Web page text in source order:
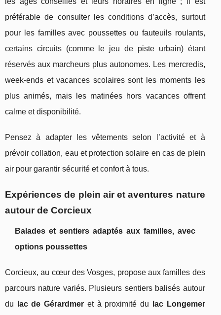
préférable de consulter les conditions d’accès, surtout
pour les familles avec poussettes ou fauteuils roulants,
certains circuits (comme le jeu de piste urbain) étant
réservés aux marcheurs plus autonomes. Les mercredis,
week-ends et vacances scolaires sont les moments les
plus animés, mais les matinées hors vacances offrent
calme et disponibilité.
Pensez à adapter les vêtements selon l’activité et à
prévoir collation, eau et protection solaire en cas de plein
air pour garantir sécurité et confort à tous.
Expériences de plein air et aventures nature
autour de Corcieux
Balades et sentiers adaptés aux familles, avec
options poussettes
Corcieux, au cœur des Vosges, propose aux familles des
parcours nature variés. Plusieurs sentiers balisés autour
du
lac de Gérardmer et à proximité du
lac Longemer